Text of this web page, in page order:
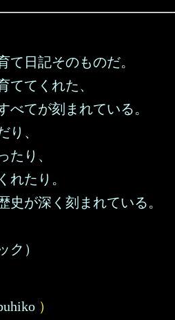
て日記そのものだ。
ててくれた、
べてが刻まれている。
り、
たり、
れたり。
史が深く刻まれている。
ク）
）